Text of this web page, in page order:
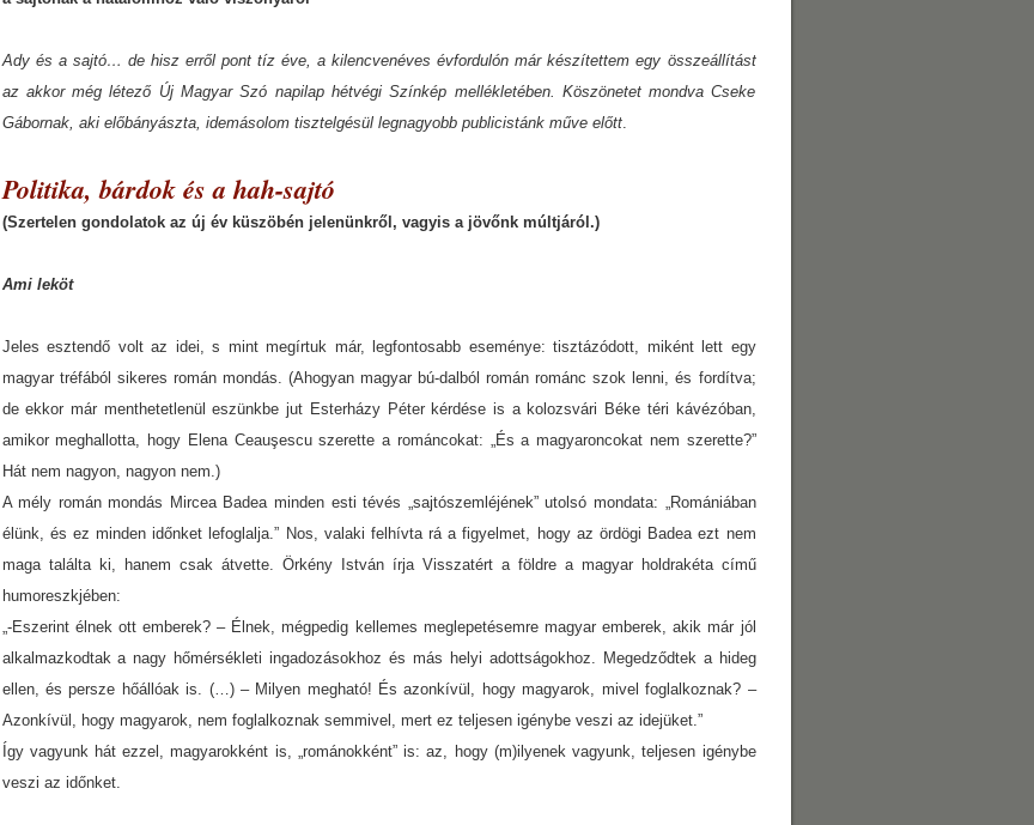
Ady és a sajtó… de hisz erről pont tíz éve, a kilencvenéves évfordulón már készítettem egy összeállítást
az akkor még létező Új Magyar Szó napilap hétvégi Színkép mellékletében. Köszönetet mondva Cseke
Gábornak, aki előbányászta, idemásolom tisztelgésül legnagyobb publicistánk műve előtt.
Politika, bárdok és a hah-sajtó
(Szertelen gondolatok az új év küszöbén jelenünkről, vagyis a jövőnk múltjáról.)
Ami leköt
Jeles esztendő volt az idei, s mint megírtuk már, legfontosabb eseménye: tisztázódott, miként lett egy
magyar tréfából sikeres román mondás. (Ahogyan magyar bú-dalból román románc szok lenni, és fordítva;
de ekkor már menthetetlenül eszünkbe jut Esterházy Péter kérdése is a kolozsvári Béke téri kávézóban,
amikor meghallotta, hogy Elena Ceauşescu szerette a románcokat: „És a magyaroncokat nem szerette?”
Hát nem nagyon, nagyon nem.)
A mély román mondás Mircea Badea minden esti tévés „sajtószemléjének” utolsó mondata: „Romániában
élünk, és ez minden időnket lefoglalja.” Nos, valaki felhívta rá a figyelmet, hogy az ördögi Badea ezt nem
maga találta ki, hanem csak átvette. Örkény István írja Visszatért a földre a magyar holdrakéta című
humoreszkjében:
„-Eszerint élnek ott emberek? – Élnek, mégpedig kellemes meglepetésemre magyar emberek, akik már jól
alkalmazkodtak a nagy hőmérsékleti ingadozásokhoz és más helyi adottságokhoz. Megedződtek a hideg
ellen, és persze hőállóak is. (…) – Milyen megható! És azonkívül, hogy magyarok, mivel foglalkoznak? –
Azonkívül, hogy magyarok, nem foglalkoznak semmivel, mert ez teljesen igénybe veszi az idejüket.”
Így vagyunk hát ezzel, magyarokként is, „románokként” is: az, hogy (m)ilyenek vagyunk, teljesen igénybe
veszi az időnket.